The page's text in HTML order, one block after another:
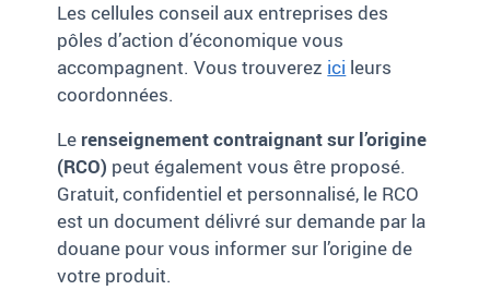
Les cellules conseil aux entreprises des
pôles d’action d’économique vous
accompagnent. Vous trouverez ici leurs
coordonnées.
Le renseignement contraignant sur l’origine
(RCO) peut également vous être proposé.
Gratuit, confidentiel et personnalisé, le RCO
est un document délivré sur demande par la
douane pour vous informer sur l’origine de
votre produit.